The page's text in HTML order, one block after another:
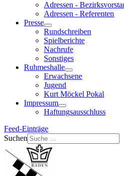
Adressen -
Adressen - Referenten
Presse
Rundschreiben
Spielberichte
Nachrufe
Sonstiges
Ruhmeshalle
Erwachsene
Jugend
Kurt Möckel Pokal
Impressum
Haftungsausschluss
Feed-Einträge
Suchen